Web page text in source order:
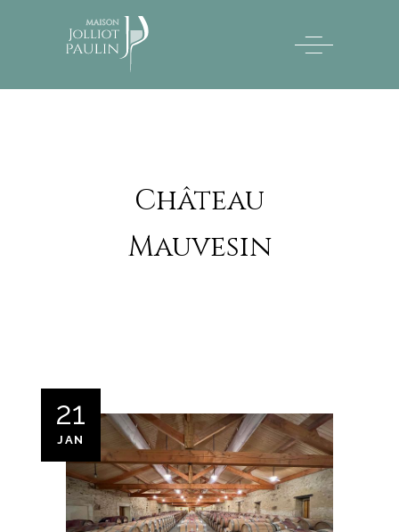
Château
Mauvesin
21
JAN